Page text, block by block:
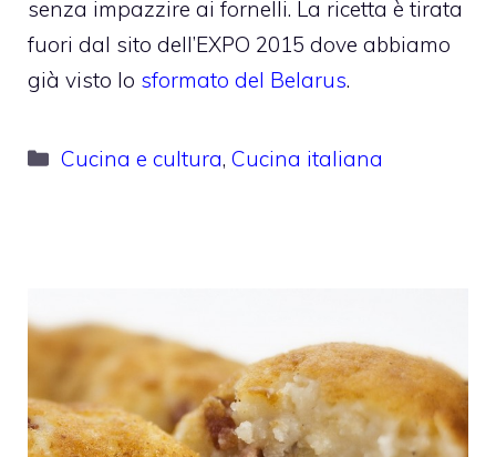
senza impazzire ai fornelli. La ricetta è tirata
fuori dal sito dell’EXPO 2015 dove abbiamo
già visto lo sformato del Belarus.
Categorie
Cucina e cultura,Cucina italiana